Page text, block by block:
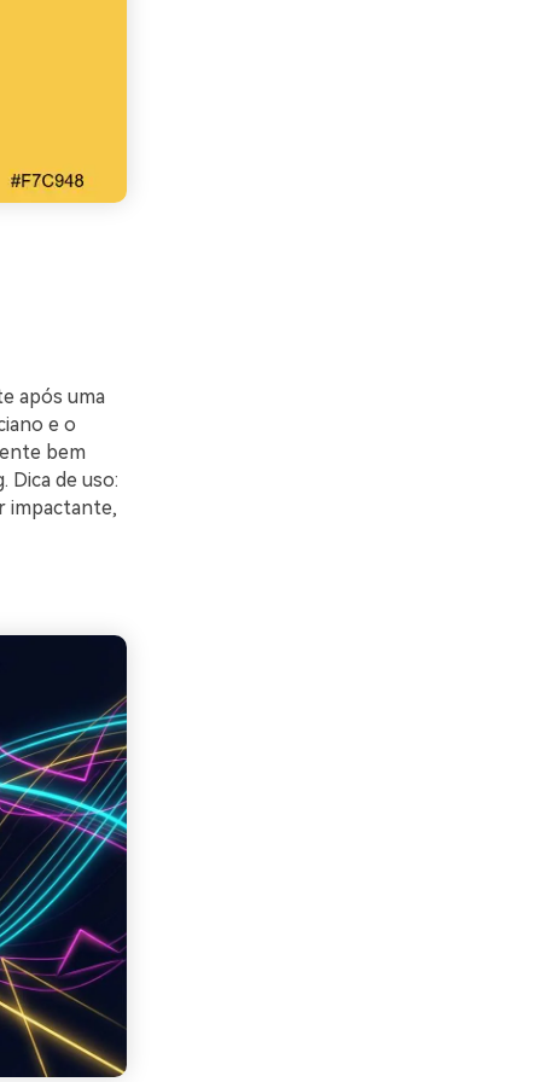
após uma
e o
bem
de uso:
impactante,